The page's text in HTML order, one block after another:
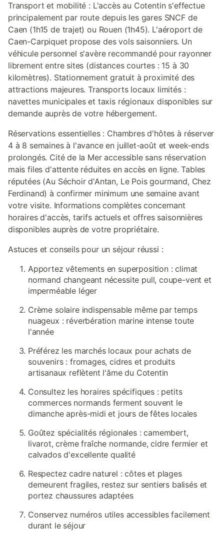
Transport et mobilité : L'accès au Cotentin s'effectue
principalement par route depuis les gares SNCF de
Caen (1h15 de trajet) ou Rouen (1h45). L'aéroport de
Caen-Carpiquet propose des vols saisonniers. Un
véhicule personnel s'avère recommandé pour rayonner
librement entre sites (distances courtes : 15 à 30
kilomètres). Stationnement gratuit à proximité des
attractions majeures. Transports locaux limités :
navettes municipales et taxis régionaux disponibles sur
demande auprès de votre hébergement.
Réservations essentielles : Chambres d'hôtes à réserver
4 à 8 semaines à l'avance en juillet-août et week-ends
prolongés. Cité de la Mer accessible sans réservation
mais files d'attente réduites en accès en ligne. Tables
réputées (Au Séchoir d'Antan, Le Pois gourmand, Chez
Ferdinand) à confirmer minimum une semaine avant
votre visite. Informations complètes concernant
horaires d'accès, tarifs actuels et offres saisonnières
disponibles auprès de votre propriétaire.
Astuces et conseils pour un séjour réussi :
Apportez vêtements en superposition : climat
normand changeant nécessite pull, coupe-vent et
imperméable léger
Crème solaire indispensable même par temps
nuageux : réverbération marine intense toute
l'année
Préférez les marchés locaux pour achats de
souvenirs : fromages, cidres et produits
artisanaux reflètent l'âme du Cotentin
Consultez les horaires spécifiques : petits
commerces normands ferment souvent le
dimanche après-midi et jours de fêtes locales
Goûtez spécialités régionales : camembert,
livarot, crème fraîche normande, cidre fermier et
calvados d'excellente qualité
Respectez cadre naturel : côtes et plages
demeurent fragiles, restez sur sentiers balisés et
portez chaussures adaptées
Conservez numéros utiles accessibles facilement
durant le séjour